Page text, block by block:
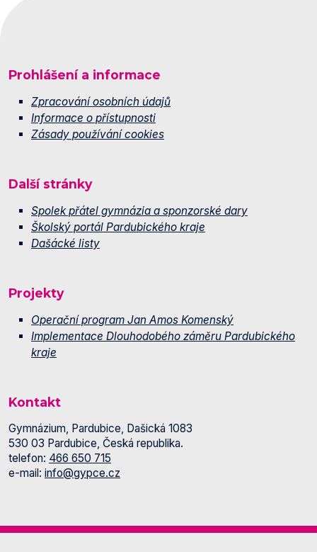
Prohlášení a informace
Zpracování osobních údajů
Informace o přístupnosti
Zásady používání cookies
Další stránky
Spolek přátel gymnázia a sponzorské dary
Školský portál Pardubického kraje
Dašácké listy
Projekty
Operační program Jan Amos Komenský
Implementace Dlouhodobého záměru Pardubického
kraje
Kontakt
Gymnázium, Pardubice, Dašická 1083
530 03 Pardubice, Česká republika.
telefon: 466 650 715
e-mail: info@gypce.cz